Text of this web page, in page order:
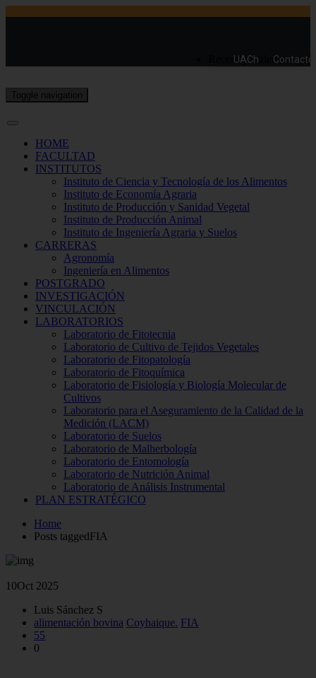
Recently added item(s)
UACh Contacto
Toggle navigation
HOME
FACULTAD
INSTITUTOS
Instituto de Ciencia y Tecnología de los Alimentos
Instituto de Economía Agraria
Instituto de Producción y Sanidad Vegetal
Instituto de Producción Animal
Instituto de Ingeniería Agraria y Suelos
CARRERAS
Agronomía
Ingeniería en Alimentos
POSTGRADO
INVESTIGACIÓN
VINCULACIÓN
LABORATORIOS
Laboratorio de Fitotecnia
Laboratorio de Cultivo de Tejidos Vegetales
Laboratorio de Fitopatología
Laboratorio de Fitoquímica
Laboratorio de Fisiología y Biología Molecular de
Cultivos
Laboratorio para el Aseguramiento de la Calidad de la
Medición (LACM)
Laboratorio de Suelos
Laboratorio de Malherbología
Laboratorio de Entomología
Laboratorio de Nutrición Animal
Laboratorio de Análisis Instrumental
PLAN ESTRATÉGICO
Home
Posts taggedFIA
10Oct 2025
Luis Sánchez S
alimentación bovina Coyhaique. FIA
55
0